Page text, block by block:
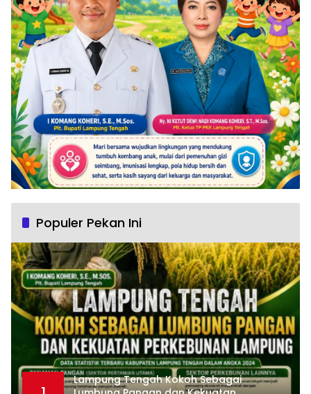
Populer Pekan Ini
Lampung Tengah Kokoh Sebagai